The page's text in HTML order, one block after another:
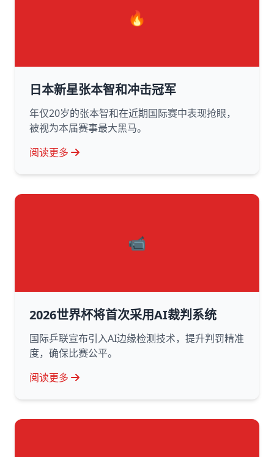
🔥
日本新星张本智和冲击冠军
年仅20岁的张本智和在近期国际赛中表现抢眼，
被视为本届赛事最大黑马。
阅读更多
📹
2026世界杯将首次采用AI裁判系统
国际乒联宣布引入AI边缘检测技术，提升判罚精准
度，确保比赛公平。
阅读更多